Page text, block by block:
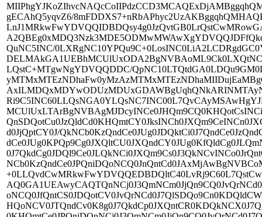
gECAhQ5yqvZ6/
QuNC5INC/
LQstC+MTgwNgYDVQQDDC/
d0JjQptCY0J/